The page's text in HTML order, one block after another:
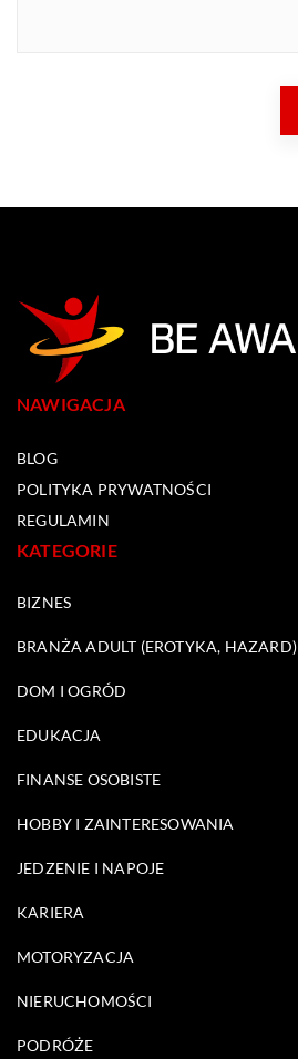
NAWIGACJA
BLOG
POLITYKA PRYWATNOŚCI
REGULAMIN
KATEGORIE
BIZNES
BRANŻA ADULT (EROTYKA, HAZARD)
DOM I OGRÓD
EDUKACJA
FINANSE OSOBISTE
HOBBY I ZAINTERESOWANIA
JEDZENIE I NAPOJE
KARIERA
MOTORYZACJA
NIERUCHOMOŚCI
PODRÓŻE